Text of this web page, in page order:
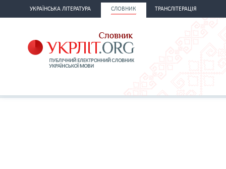
УКРАЇНСЬКА ЛІТЕРАТУРА СЛОВНИК ТРАНСЛІТЕРАЦІЯ